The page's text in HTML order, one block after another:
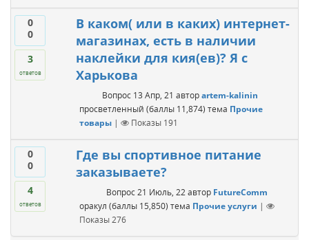
0
0
3
ответов
В каком( или в каких) интернет-
магазинах, есть в наличии
наклейки для кия(ев)? Я с
Харькова
Вопрос 13 Апр, 21 авторartem-kalinin
просветленный (баллы 11,874) тема Прочие
товары | Показы 191
0
0
4
ответов
Где вы спортивное питание
заказываете?
Вопрос 21 Июль, 22 автор FutureComm
оракул (баллы 15,850) тема Прочие услуги |
Показы276